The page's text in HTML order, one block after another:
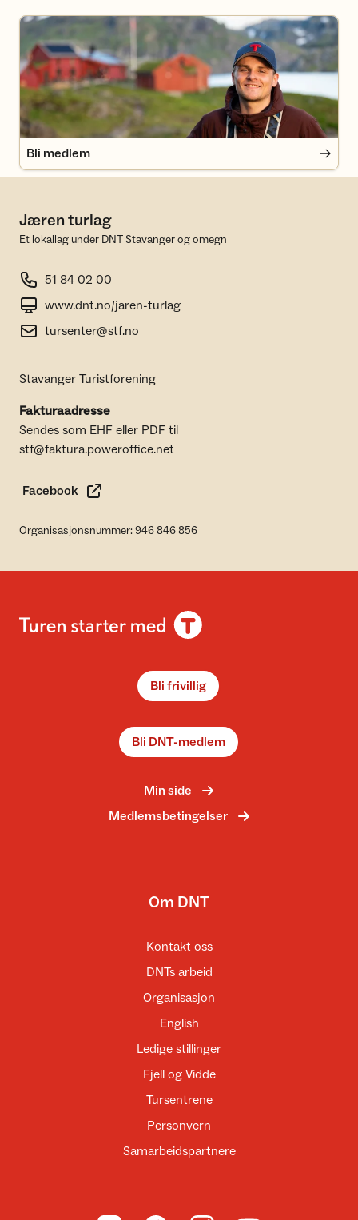
Bli medlem
Bli medlem
Jæren turlag
Et lokallag under DNT Stavanger og omegn
51 84 02 00
www.dnt.no/jaren-turlag
tursenter@stf.no
Stavanger Turistforening
Fakturaadresse
Sendes som EHF eller PDF til
stf@faktura.poweroffice.net
Facebook
Organisasjonsnummer: 946 846 856
Bli frivillig
Bli DNT-medlem
Min side
Medlemsbetingelser
Om DNT
Kontakt oss
DNTs arbeid
Organisasjon
English
Ledige stillinger
Fjell og Vidde
Tursentrene
Personvern
Samarbeidspartnere